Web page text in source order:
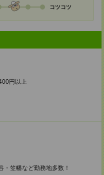
コツコツ
円以上
・笠幡など勤務地多数！